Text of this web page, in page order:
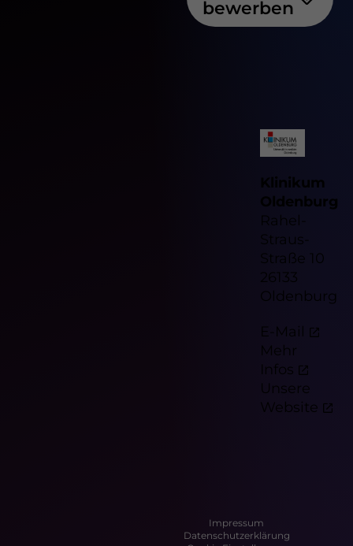
bewerben
Klinikum
Oldenburg
Rahel-
Straus-
Straße 10
26133
Oldenburg
E-Mail
Mehr
Infos
Unsere
Website
Impressum
Datenschutzerklärung